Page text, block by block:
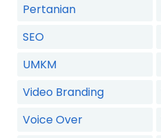
Pertanian
SEO
UMKM
Video Branding
Voice Over